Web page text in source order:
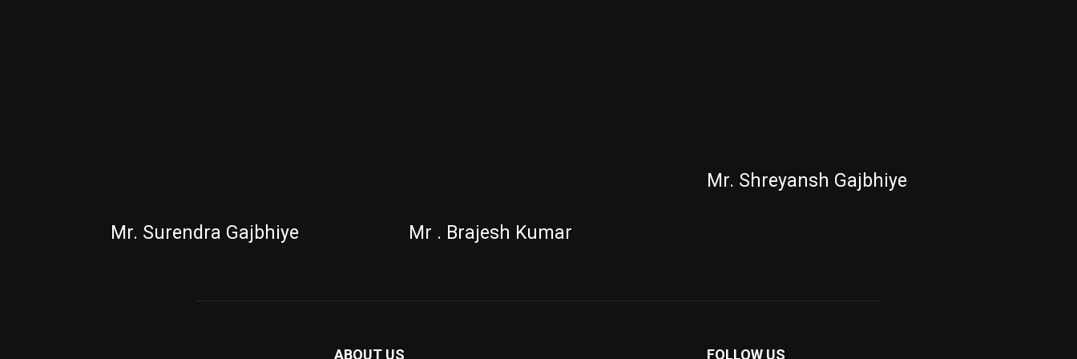
Mr. Surendra Gajbhiye Mr . Brajesh Kumar
Mr. Shreyansh Gajbhiye
ABOUT US FOLLOW US